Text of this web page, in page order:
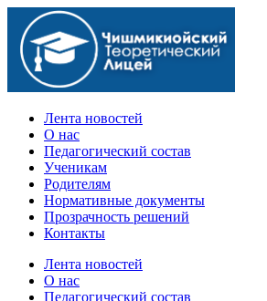
Официальный сайт учебного заведения
Лента новостей
О нас
Педагогический состав
Ученикам
Родителям
Нормативные документы
Прозрачность решений
Контакты
Лента новостей
О нас
Педагогический состав